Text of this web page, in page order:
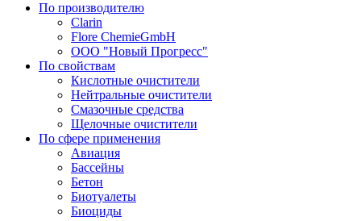
По производителю
Clarin
Flore ChemieGmbH
ООО "Новый Прогресс"
По свойствам
Кислотные очистители
Нейтральные очистители
Смазочные средства
Щелочные очистители
По сфере применения
Авиация
Бассейны
Бетон
Биотуалеты
Биоциды